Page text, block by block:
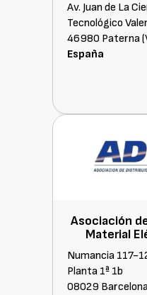
Av. Juan de La
Tecnológico
46980 Paterna
España
Asociación
Material
Numancia 117-
Planta 1ª 1b
08029